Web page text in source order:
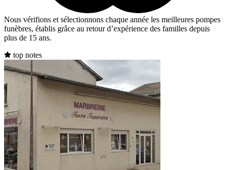
Nous vérifions et sélectionnons chaque année les meilleures pompes
funèbres, établis grâce au retour d’expérience des familles depuis
plus de 15 ans.
top notes